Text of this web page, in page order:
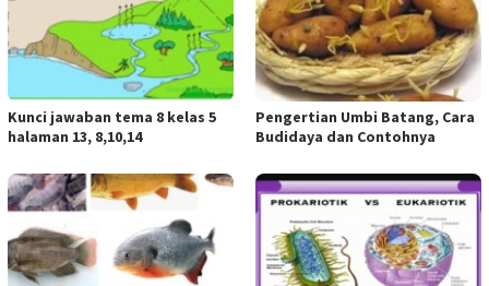
Kunci jawaban tema 8 kelas 5
halaman 13, 8,10,14
Pengertian Umbi Batang, Cara
Budidaya dan Contohnya